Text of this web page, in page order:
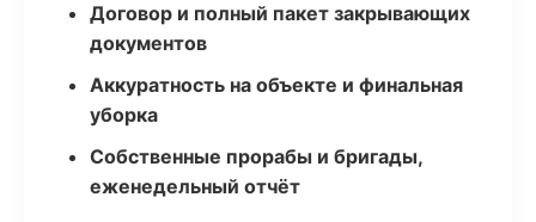
Договор и полный пакет закрывающих
документов
Аккуратность на объекте и финальная
уборка
Собственные прорабы и бригады,
еженедельный отчёт